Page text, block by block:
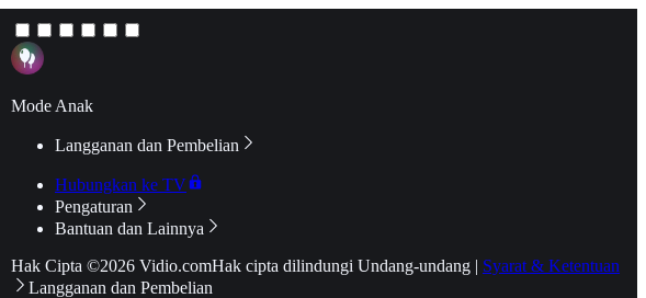
Mode Anak
Langganan dan Pembelian
Hubungkan ke TV
Pengaturan
Bantuan dan Lainnya
Hak Cipta ©2026 Vidio.comHak cipta dilindungi Undang-undang | Syarat & Ketentuan
Langganan dan Pembelian